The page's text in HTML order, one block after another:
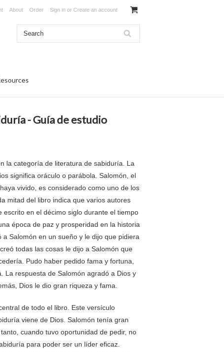
About Order Sign in or Create an account
- Guía de estudio
la categoría de literatura de sabiduría. La
significa oráculo o parábola. Salomón, el
vivido, es considerado como uno de los
mitad del libro indica que varios autores
escrito en el décimo siglo durante el tiempo
época de paz y prosperidad en la historia
Salomón en un sueño y le dijo que pidiera
todas las cosas le dijo a Salomón que
Pudo haber pedido fama y fortuna,
La respuesta de Salomón agradó a Dios y
Dios le dio gran riqueza y fama.
de todo el libro. Este versículo
viene de Dios. Salomón tenía gran
cuando tuvo oportunidad de pedir, no
para poder ser un líder eficaz.